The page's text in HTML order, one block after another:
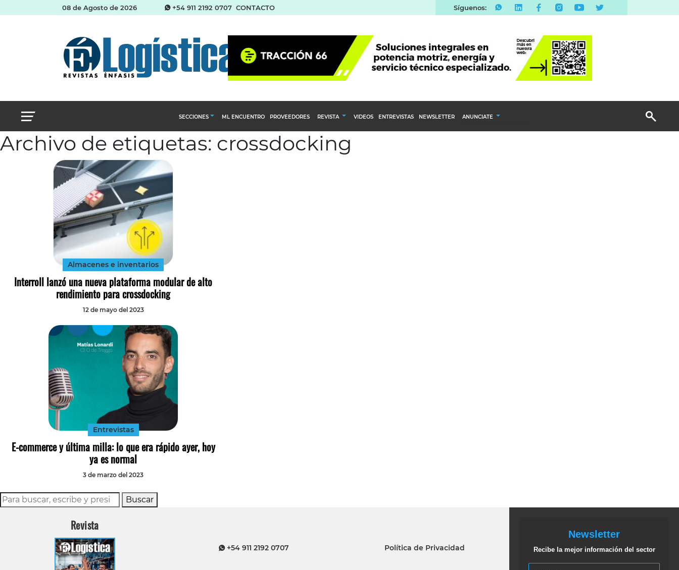
08 de Agosto de 2026 +54 911 2192 0707 CONTACTO Síguenos:
SECCIONES
Abastecimiento y compras
ML ENCUENTRO PROVEEDORES REVISTA
Calendario Editorial
Ediciones Anteriores
VIDEOS ENTREVISTAS NEWSLETTER ANUNCIATE
Archivo de etiquetas: crossdocking
Almacenes e inventarios
Interroll lanzó una nueva plataforma modular de alto
rendimiento para crossdocking
12 de mayo del 2023
Entrevistas
E-commerce y última milla: lo que era rápido ayer, hoy
ya es normal
3 de marzo del 2023
Buscar
Revista
+54 911 2192 0707 Política de Privacidad
Newsletter
Recibe la mejor información del sector